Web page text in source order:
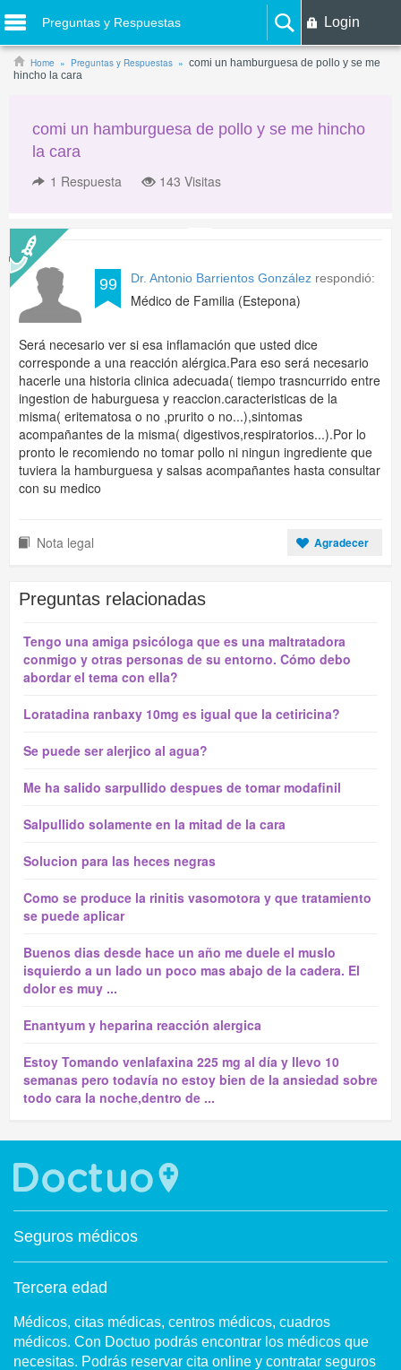
Preguntas y Respuestas Login
Home Preguntas y Respuestas
comi un hamburguesa de pollo y se me
hincho la cara
comi un hamburguesa de pollo y se me hincho
la cara
1 Respuesta 143 Visitas
99 Dr. Antonio Barrientos González respondió:
Médico de Familia (Estepona)
Será necesario ver si esa inflamación que usted dice
corresponde a una reacción alérgica.Para eso será necesario
hacerle una historia clinica adecuada( tiempo trasncurrido entre
ingestion de haburguesa y reaccion.caracteristicas de la
misma( eritematosa o no ,prurito o no...),sintomas
acompañantes de la misma( digestivos,respiratorios...).Por lo
pronto le recomiendo no tomar pollo ni ningun ingrediente que
tuviera la hamburguesa y salsas acompañantes hasta consultar
con su medico
Nota legal Agradecer
Preguntas relacionadas
Tengo una amiga psicóloga que es una maltratadora
conmigo y otras personas de su entorno. Cómo debo
abordar el tema con ella?
Loratadina ranbaxy 10mg es igual que la cetiricina?
Se puede ser alerjico al agua?
Me ha salido sarpullido despues de tomar modafinil
Salpullido solamente en la mitad de la cara
Solucion para las heces negras
Como se produce la rinitis vasomotora y que tratamiento
se puede aplicar
Buenos dias desde hace un año me duele el muslo
isquierdo a un lado un poco mas abajo de la cadera. El
dolor es muy ...
Enantyum y heparina reacción alergica
Estoy Tomando venlafaxina 225 mg al día y llevo 10
semanas pero todavía no estoy bien de la ansiedad sobre
todo cara la noche,dentro de ...
Seguros médicos
Tercera edad
Médicos, citas médicas, centros médicos, cuadros
médicos. Con Doctuo podrás encontrar los médicos que
necesitas. Podrás reservar cita online y contratar seguros